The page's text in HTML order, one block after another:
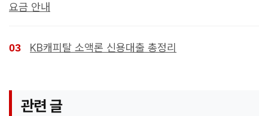
요금 안내
KB캐피탈 소액론 신용대출 총정리
관련 글